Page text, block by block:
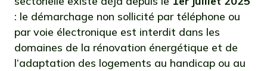
: le démarchage non sollicité par téléphone ou
par voie électronique est interdit dans les
domaines de la rénovation énergétique et de
l’adaptation des logements au handicap ou au